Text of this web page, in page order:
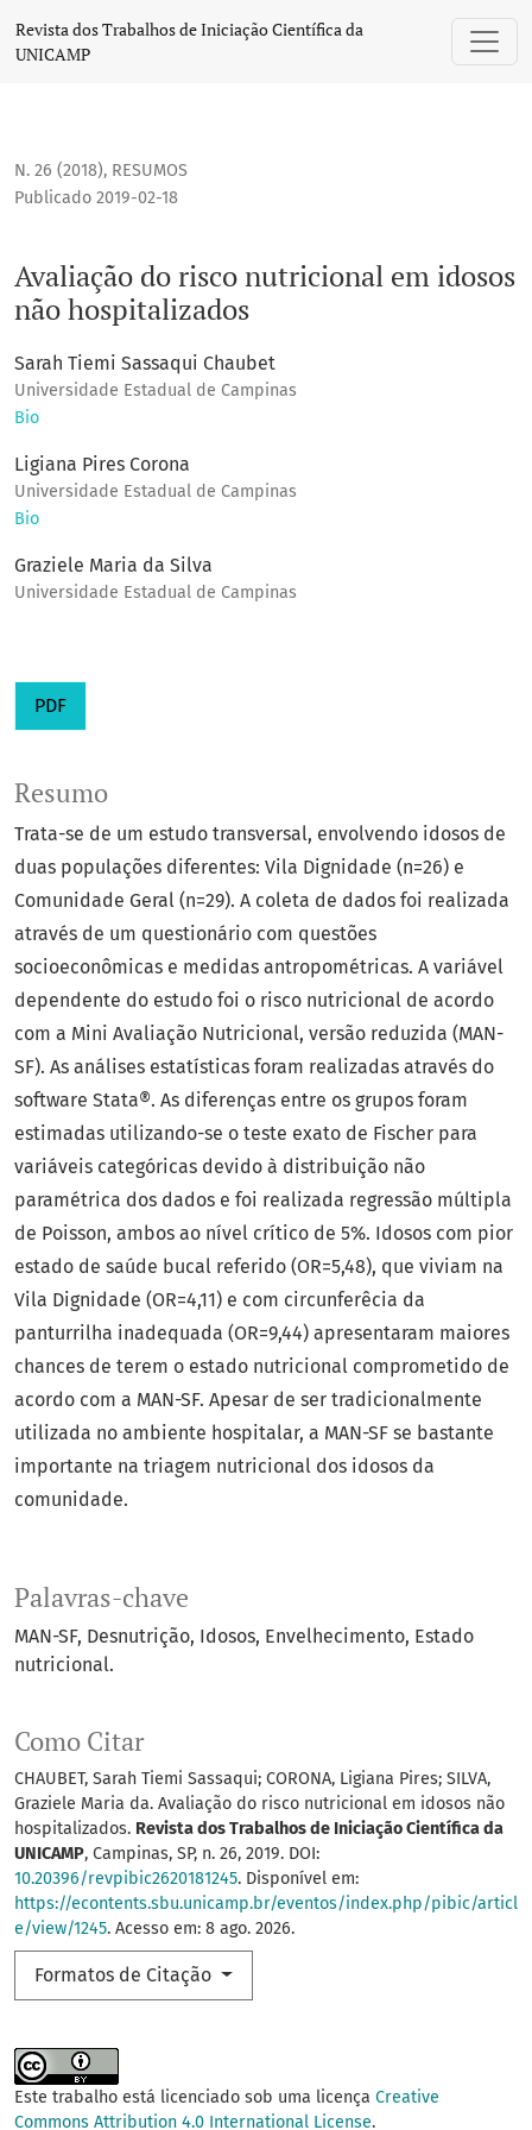
Avaliação do risco nutricional em idosos não hospitalizados
Revista dos Trabalhos de Iniciação Científica da
UNICAMP
N. 26 (2018), RESUMOS
Avaliação do risco nutricional em idosos
não hospitalizados
Publicado 2019-02-18
Sarah Tiemi Sassaqui Chaubet
Universidade Estadual de Campinas
Bio
Ligiana Pires Corona
Universidade Estadual de Campinas
Bio
Graziele Maria da Silva
Universidade Estadual de Campinas
PDF
Palavras-chave
MAN-SF Desnutrição Idosos Envelhecimento Estado
nutricional.
Como Citar
CHAUBET, Sarah Tiemi Sassaqui; CORONA, Ligiana Pires; SILVA,
Graziele Maria da. Avaliação do risco nutricional em idosos não
hospitalizados. Revista dos Trabalhos de Iniciação Científica da
UNICAMP, Campinas, SP, n. 26, 2019. DOI:
10.20396/revpibic2620181245. Disponível em:
https://econtents.sbu.unicamp.br/eventos/index.php/pibic/articl
e/view/1245. Acesso em: 8 ago. 2026.
Formatos de Citação
Resumo
Trata-se de um estudo transversal, envolvendo idosos de
duas populações diferentes: Vila Dignidade (n=26) e
Comunidade Geral (n=29). A coleta de dados foi realizada
através de um questionário com questões
socioeconômicas e medidas antropométricas. A variável
dependente do estudo foi o risco nutricional de acordo
com a Mini Avaliação Nutricional, versão reduzida (MAN-
SF). As análises estatísticas foram realizadas através do
software Stata®. As diferenças entre os grupos foram
estimadas utilizando-se o teste exato de Fischer para
variáveis categóricas devido à distribuição não
paramétrica dos dados e foi realizada regressão múltipla
de Poisson, ambos ao nível crítico de 5%. Idosos com pior
estado de saúde bucal referido (OR=5,48), que viviam na
Vila Dignidade (OR=4,11) e com circunferêcia da
panturrilha inadequada (OR=9,44) apresentaram maiores
chances de terem o estado nutricional comprometido de
acordo com a MAN-SF. Apesar de ser tradicionalmente
utilizada no ambiente hospitalar, a MAN-SF se bastante
importante na triagem nutricional dos idosos da
comunidade.
Este trabalho está licenciado sob uma licença Creative
Commons Attribution 4.0 International License.